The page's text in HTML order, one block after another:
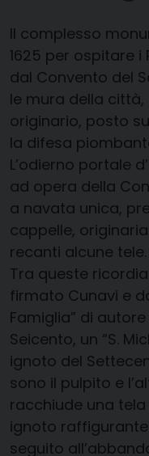
Il complesso
1625 per ospitare
dal Convento del
le mura della città,
originario, posto
la difesa
L’odierno portale
ad opera della
a navata unica,
cappelle,
recanti alcune tele.
Tra queste
firmato Cunavi e
Famiglia” di
Seicento, un “S.
ignoto del
sono il pulpito e
racchiude una
ignoto raffigurante
seguito